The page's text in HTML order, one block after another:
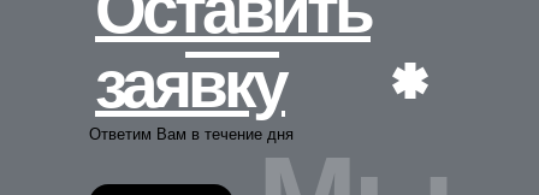
Ответим Вам в течение дня
заявку